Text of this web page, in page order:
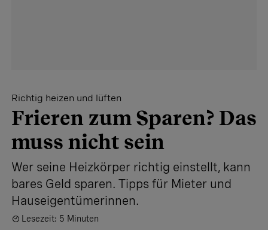
Richtig heizen und lüften
Frieren zum Sparen? Das
muss nicht sein
Wer seine Heizkörper richtig einstellt, kann
bares Geld sparen. Tipps für Mieter und
Hauseigentümerinnen.
Lesezeit: 5 Minuten